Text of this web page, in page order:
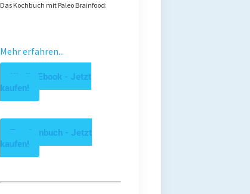
Das Kochbuch mit Paleo Brainfood:
Mehr erfahren...
Kindle Ebook - Jetzt
kaufen!
Taschenbuch - Jetzt
kaufen!